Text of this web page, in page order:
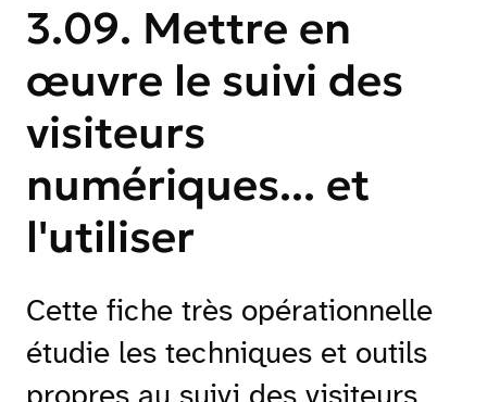
3.09. Mettre en
œuvre le suivi des
visiteurs
numériques... et
l'utiliser
Cette fiche très opérationnelle
étudie les techniques et outils